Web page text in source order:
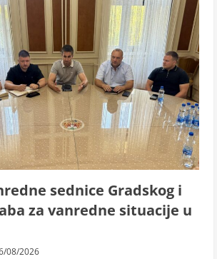
sednice Gradskog i
za vanredne situacije u
08/2026